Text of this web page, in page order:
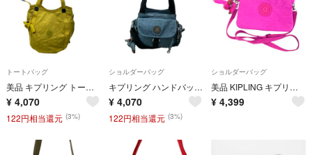
トートバッグ
美品 キプリング トートバッグ ナイロン レディース Kipling
¥ 4,070
122円相当還元 (3%)
ショルダーバッグ
キプリング ハンドバッグ ショルダーバッグ 2WAY 斜め掛け レディース Kipling
¥ 4,070
122円相当還元 (3%)
ショルダーバッグ
美品 KIPLING キプリング クロスボディ ショルダーバッグ モンキーチャーム付き パープル レディース 古着 中古 USED
¥ 4,399